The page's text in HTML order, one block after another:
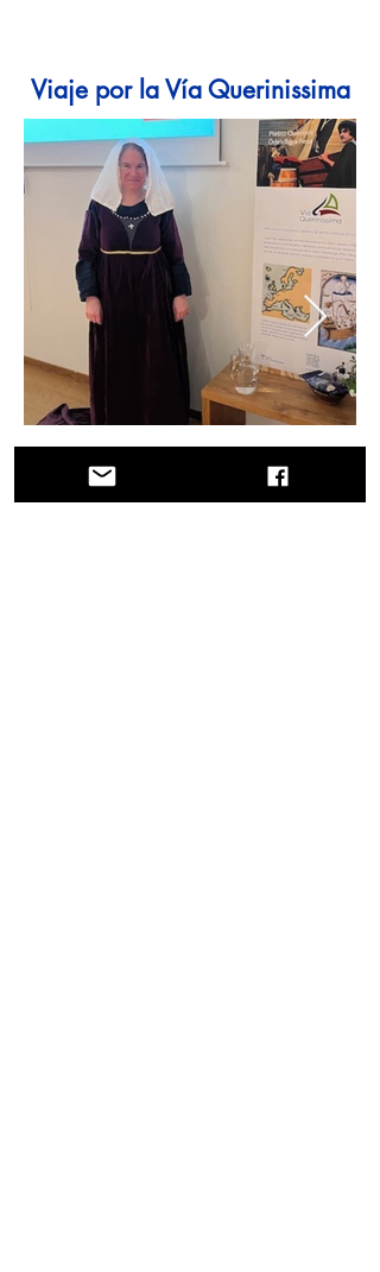
Viaje por la Vía Querinissima
El museo organizó un evento dedicado a
la historia de Querini